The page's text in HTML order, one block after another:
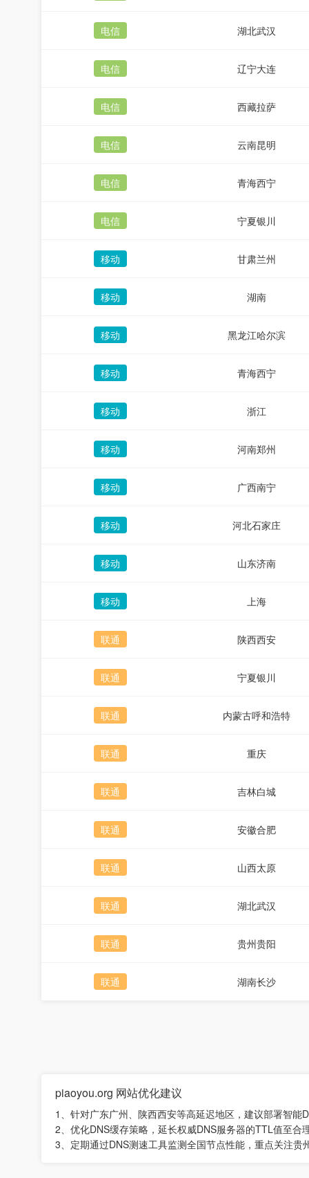
电信 湖北武汉
电信 辽宁大连
电信 西藏拉萨
电信 云南昆明
电信 青海西宁
电信 宁夏银川
移动 甘肃兰州
移动 湖南
移动 黑龙江哈尔滨
移动 青海西宁
移动 浙江
移动 河南郑州
移动 广西南宁
移动 河北石家庄
移动 山东济南
移动 上海
联通 陕西西安
联通 宁夏银川
联通 内蒙古呼和浩特
联通 重庆
联通 吉林白城
联通 安徽合肥
联通 山西太原
联通 湖北武汉
联通 贵州贵阳
联通 湖南长沙
piaoyou.org 网站优化建议
1、针对广东广州、陕西西安等高延迟地区，建议部署智
2、优化DNS缓存策略，延长权威DNS服务器的TTL值至
3、定期通过DNS测速工具监测全国节点性能，重点关注